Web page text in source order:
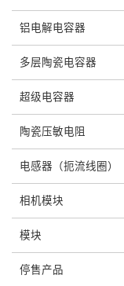
铝电解电容器
多层陶瓷电容器
超级电容器
陶瓷压敏电阻
电感器（扼流线圈）
相机模块
模块
停售产品